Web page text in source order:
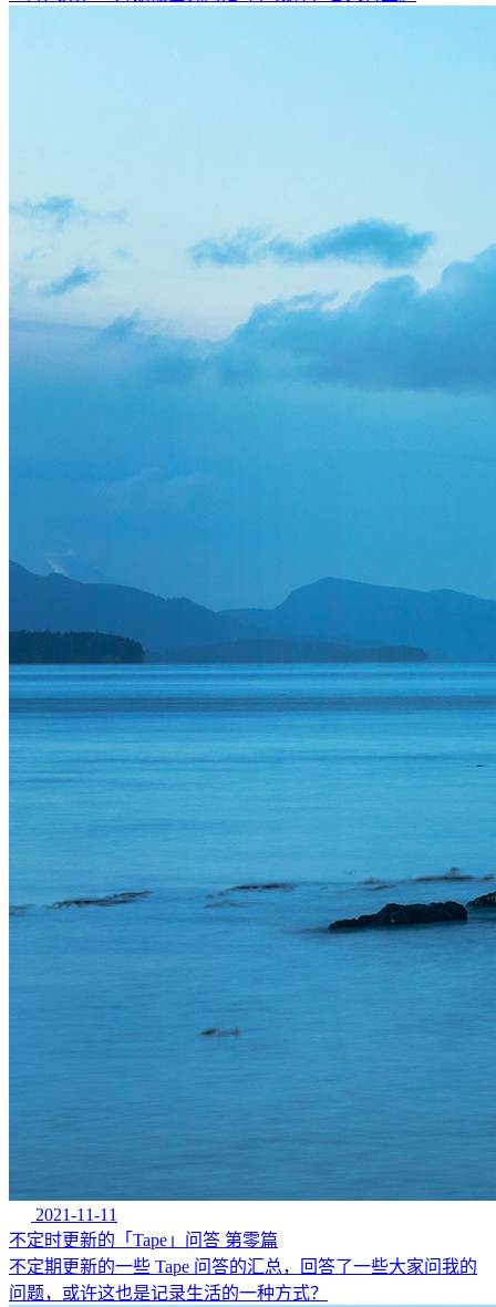
2021-11-11
不定时更新的「Tape」问答 第零篇
不定期更新的一些 Tape 问答的汇总，回答了一些大家问我的
问题，或许这也是记录生活的一种方式？